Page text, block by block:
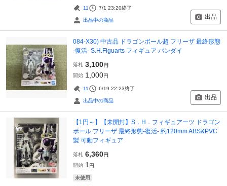
11 7/1 23:20終了
出品中の商品 出品
084-X30) 中古品 ドラゴンボール超 フリーザ 最終形態
-復活- S.H.Figuarts フィギュア バンダイ
落札 3,100円
開始 1,000円
11 6/19 22:23終了
出品中の商品 出品
【1円～】【未開封】S．H．フィギュアーツ ドラゴン
ボール フリーザ 最終形態-復活- 約120mm ABS&PVC
製 可動フィギュア
落札 6,360円
開始 1 円
未使用